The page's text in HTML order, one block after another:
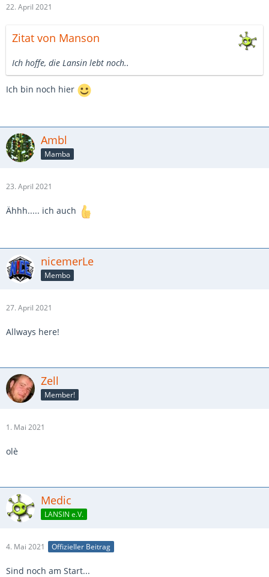
22. April 2021
Zitat von Manson
Ich hoffe, die Lansin lebt noch..
Ich bin noch hier
Ambl
Mamba
23. April 2021
Ähhh..... ich auch
nicemerLe
Membo
27. April 2021
Allways here!
Zell
Member!
1. Mai 2021
olè
Medic
LANSIN e.V.
4. Mai 2021 Offizieller Beitrag
Sind noch am Start...